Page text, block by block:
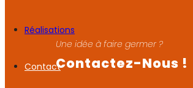
Réalisations
Contact
Une idée à faire germer ?
Contactez-Nous !